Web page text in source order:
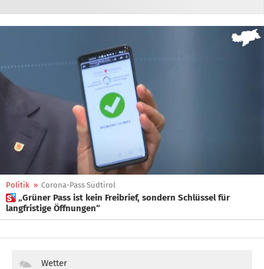
Politik » Corona-Pass Südtirol
 „Grüner Pass ist kein Freibrief, sondern Schlüssel für
langfristige Öffnungen“
Wetter